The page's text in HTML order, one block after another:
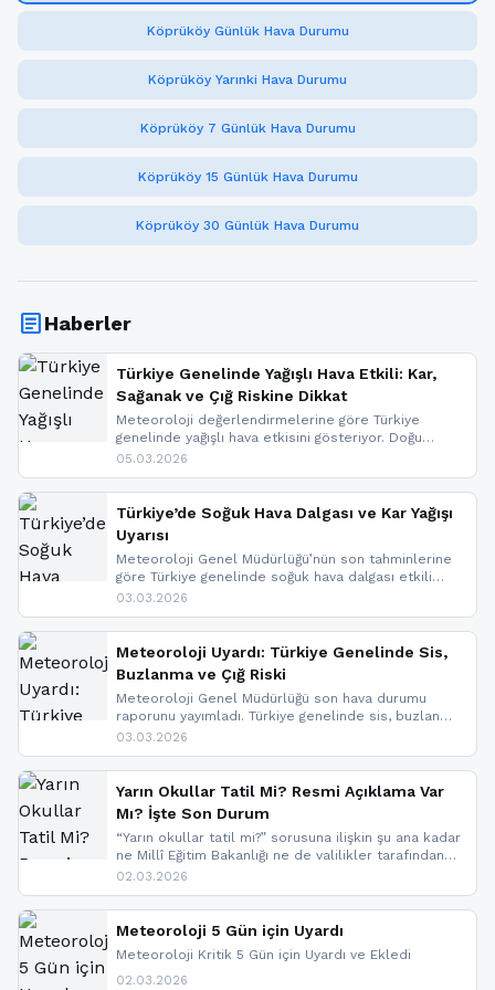
Köprüköy Günlük Hava Durumu
Köprüköy Yarınki Hava Durumu
Köprüköy 7 Günlük Hava Durumu
Köprüköy 15 Günlük Hava Durumu
Köprüköy 30 Günlük Hava Durumu
articleHaberler
Türkiye Genelinde Yağışlı Hava Etkili: Kar,
Sağanak ve Çığ Riskine Dikkat
Meteoroloji değerlendirmelerine göre Türkiye
genelinde yağışlı hava etkisini gösteriyor. Doğu
bölgelerinde kar yağışı beklenirken Marmara ve
ise çığ tehlikesi bulunuyor. İç kesimlerde sis ve pus
nedeniyle görüş mesafesinde azalma
yaşanabileceği belirtiliyor.
05.03.2026
Türkiye’de Soğuk Hava Dalgası ve Kar Yağışı
Uyarısı
Meteoroloji Genel Müdürlüğü’nün son tahminlerine
göre Türkiye genelinde soğuk hava dalgası etkili
oluyor. Birçok il için kar yağışı ve buzlanma uyarısı
03.03.2026
Meteoroloji Uyardı: Türkiye Genelinde Sis,
Buzlanma ve Çığ Riski
Meteoroloji Genel Müdürlüğü son hava durumu
raporunu yayımladı. Türkiye genelinde sis, buzlanma
ve don beklenirken Doğu Anadolu ve Doğu
yapıldı. İşte son dakika meteoroloji gelişmeleri.
03.03.2026
Yarın Okullar Tatil Mi? Resmi Açıklama Var
Mı? İşte Son Durum
“Yarın okullar tatil mi?” sorusuna ilişkin şu ana kadar
ne Millî Eğitim Bakanlığı ne de valilikler tarafından
yapılmış resmi bir tatil açıklaması bulunmamaktadır.
paylaşacağız. En hızlı şekilde haberdar olmak için
sitemizi takip edebilir ve bildirimleri açabilirsiniz.
02.03.2026
Meteoroloji 5 Gün için Uyardı
Meteoroloji Kritik 5 Gün için Uyardı ve Ekledi
02.03.2026